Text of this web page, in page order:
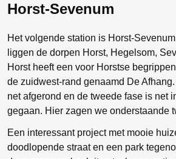
Horst-Sevenum
Het volgende station is Horst-
liggen de dorpen Horst, Hegelsom,
Horst heeft een voor Horstse
de zuidwest-rand genaamd De
net afgerond en de tweede fase is net
gegaan. Hier zagen we onderstaande
Een interessant project met mooie
doodlopende straat en een park